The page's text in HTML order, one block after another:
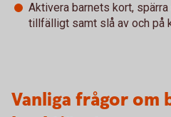
Aktivera barnets kort,
tillfälligt samt slå av och på
Vanliga frågor om